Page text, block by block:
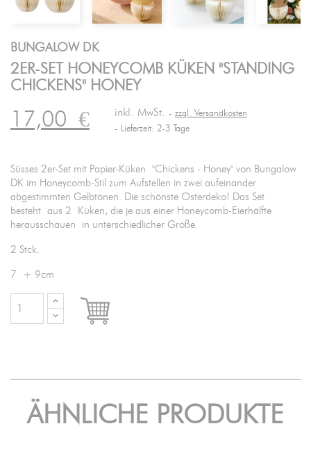
BUNGALOW DK
2ER-SET HONEYCOMB KÜKEN "STANDING
CHICKENS" HONEY
17,00€ inkl. MwSt.
zzgl. Versandkosten
Lieferzeit: 2-3 Tage
Süsses 2er-Set mit Papier-Küken "Chickens - Honey" von Bungalow
DK im Honeycomb-Stil zum Aufstellen in zwei aufeinander
abgestimmten Gelbtönen. Die schönste Osterdeko! Das Set
besteht aus 2 Küken, die je aus einer Honeycomb-Eierhälfte
herausschauen in unterschiedlicher Größe.
2 Stck.
7 + 9cm

ÄHNLICHE PRODUKTE